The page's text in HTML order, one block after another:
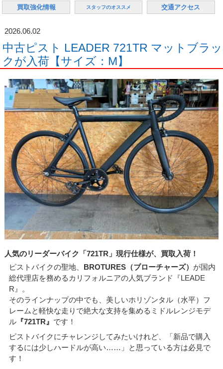
買取強化情報 スタッフのオススメ 交通アクセス
2026.06.02
中古ピスト LEADER 721TR マットブラッ
クが入荷【サイズ：M】
人気のリーダーバイク「721TR」現行仕様が、買取入荷！
ピストバイクの聖地、 BROTURES（ブローチャーズ） が国内
総代理店を務めるカリフォルニアの人気ブランド『LEADE
R』。
そのラインナップの中でも、美しいホリゾンタル（水平）フ
レームと軽快な走りで絶大な支持を集めるミドルレンジモデ
ル 『721TR』 です！
ピストバイクにチャレンジしてみたいけれど、「新品で購入
するには少しハードルが高い……」と思っている方は必見で
す！